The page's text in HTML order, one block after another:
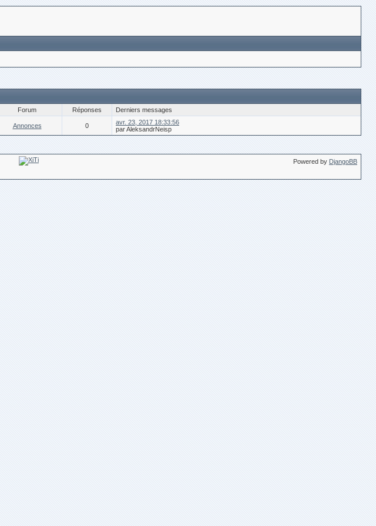
Forum Réponses
Derniers messages
Annonces 0
avr. 23, 2017 18:33:56
par AleksandrNeisp
Powered by DjangoBB